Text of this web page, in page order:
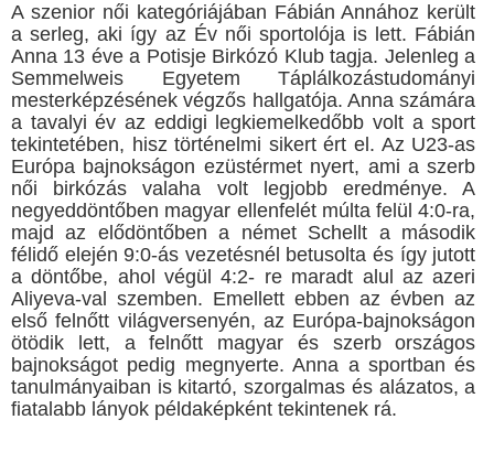
A szenior női kategóriájában Fábián Annához került
a serleg, aki így az Év női sportolója is lett. Fábián
Anna 13 éve a Potisje Birkózó Klub tagja. Jelenleg a
Semmelweis Egyetem Táplálkozástudományi
mesterképzésének végzős hallgatója. Anna számára
a tavalyi év az eddigi legkiemelkedőbb volt a sport
tekintetében, hisz történelmi sikert ért el. Az U23-as
Európa bajnokságon ezüstérmet nyert, ami a szerb
női birkózás valaha volt legjobb eredménye. A
negyeddöntőben magyar ellenfelét múlta felül 4:0-ra,
majd az elődöntőben a német Schellt a második
félidő elején 9:0-ás vezetésnél betusolta és így jutott
a döntőbe, ahol végül 4:2- re maradt alul az azeri
Aliyeva-val szemben. Emellett ebben az évben az
első felnőtt világversenyén, az Európa-bajnokságon
ötödik lett, a felnőtt magyar és szerb országos
bajnokságot pedig megnyerte. Anna a sportban és
tanulmányaiban is kitartó, szorgalmas és alázatos, a
fiatalabb lányok példaképként tekintenek rá.